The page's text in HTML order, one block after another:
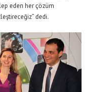
eden her çözüm
dedi.